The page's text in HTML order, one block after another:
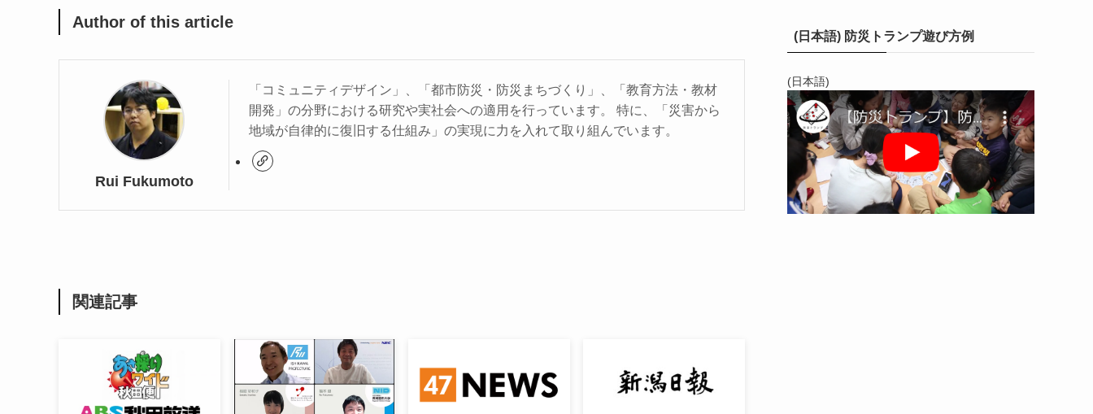
Author of this article
Rui Fukumoto
「コミュニティデザイン」、「都市防災・防災まちづくり」、「教育方法・教材
開発」の分野における研究や実社会への適用を行っています。 特に、「災害から
地域が自律的に復旧する仕組み」の実現に力を入れて取り組んでいます。
関連記事
(日本語) 防災トランプ遊び方例
(日本語)